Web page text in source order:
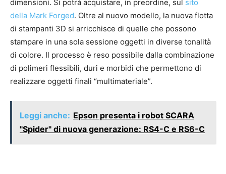
dimensioni. Si potrà acquistare, in preordine, sul sito
della Mark Forged. Oltre al nuovo modello, la nuova flotta
di stampanti 3D si arricchisce di quelle che possono
stampare in una sola sessione oggetti in diverse tonalità
di colore. Il processo è reso possibile dalla combinazione
di polimeri flessibili, duri e morbidi che permettono di
realizzare oggetti finali “multimateriale”.
Leggi anche: Epson presenta i robot SCARA
"Spider" di nuova generazione: RS4-C e RS6-C